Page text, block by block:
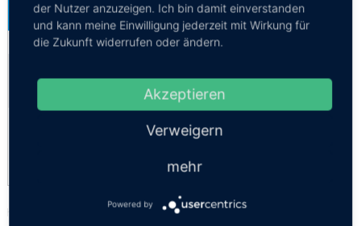
Sukhothai - Khon Kaen
Mehr Infos / Tickets
EUR 10.18–12.17 Dauer:
https://thailandsun.12go.asia/de/travel/Sukhothai/Khon Kaen/?z=416557
der Nutzer anzuzeigen. Ich bin damit einverstanden
und kann meine Einwilligung jederzeit mit Wirkung für
die Zukunft widerrufen oder ändern.
Akzeptieren
Verweigern
mehr
Powered by